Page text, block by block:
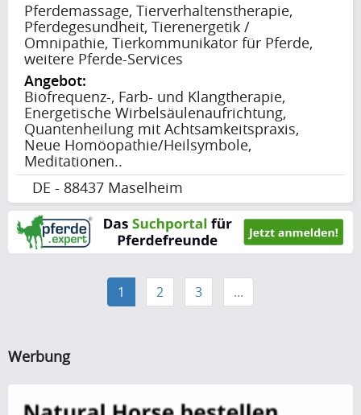
Pferdemassage, Tierverhaltenstherapie,
Pferdegesundheit, Tierenergetik /
Omnipathie, Tierkommunikator für Pferde,
weitere Pferde-Services
Angebot:
Biofrequenz-, Farb- und Klangtherapie,
Energetische Wirbelsäulenaufrichtung,
Quantenheilung mit Achtsamkeitspraxis,
Neue Homöopathie/Heilsymbole,
Meditationen..
DE - 88437 Maselheim
1 2 3 ...
Werbung